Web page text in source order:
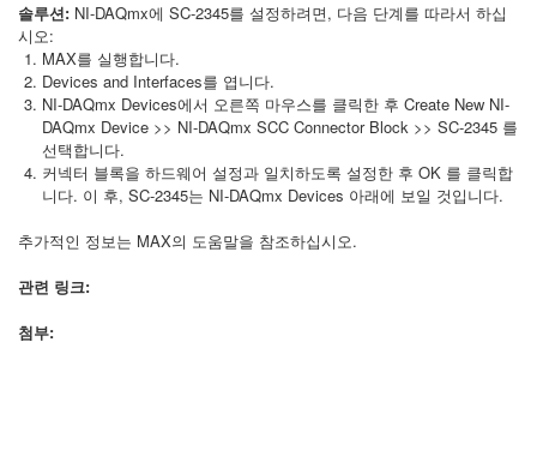
솔루션: NI-DAQmx에 SC-2345를 설정하려면, 다음 단계를 따라서 하십
시오:
MAX를 실행합니다.
Devices and Interfaces를 엽니다.
NI-DAQmx Devices에서 오른쪽 마우스를 클릭한 후 Create New NI-
DAQmx Device >> NI-DAQmx SCC Connector Block >> SC-2345 를
선택합니다.
커넥터 블록을 하드웨어 설정과 일치하도록 설정한 후 OK 를 클릭합
니다. 이 후, SC-2345는 NI-DAQmx Devices 아래에 보일 것입니다.
추가적인 정보는 MAX의 도움말을 참조하십시오.
관련 링크:
첨부: